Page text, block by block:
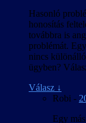
ML-nél egy 1,6 GB-
delta tömörítés
eszközt, ami
változatnál
egy olyan
játék „megtanult”
Hasonló
honosítás
továbbra is
problémát.
nincs
ügyben?
Válasz ↓
Robi -
Egy